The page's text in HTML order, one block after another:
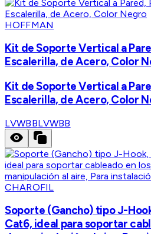
HOFFMAN
Kit de Soporte Vertical a
Escalerilla, de Acero, Color
Kit de Soporte Vertical a
Escalerilla, de Acero, Color
LVWBBLVWBB
CHAROFIL
Soporte (Gancho) tipo J-
Cat6, ideal para soportar